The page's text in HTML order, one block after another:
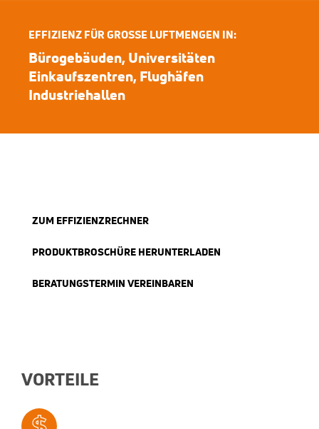
EFFIZIENZ FÜR GROSSE LUFTMENGEN IN:
Bürogebäuden, Universitäten
Einkaufszentren, Flughäfen
Industriehallen
ZUM EFFIZIENZRECHNER
PRODUKTBROSCHÜRE HERUNTERLADEN
BERATUNGSTERMIN VEREINBAREN
VORTEILE